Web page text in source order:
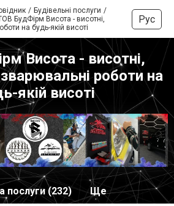
Будівельні послуги
БудФірм Висота - висотні,
на будь-якій висоті
Рус
Висота - висотні,
зварювальні роботи на
якій висоті
послуги (232) Ще